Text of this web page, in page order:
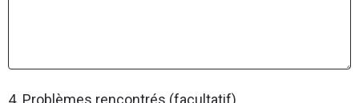
4. Problèmes rencontrés (facultatif)